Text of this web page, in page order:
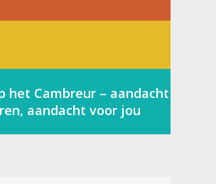
het Cambreur – aandacht
aandacht voor jou